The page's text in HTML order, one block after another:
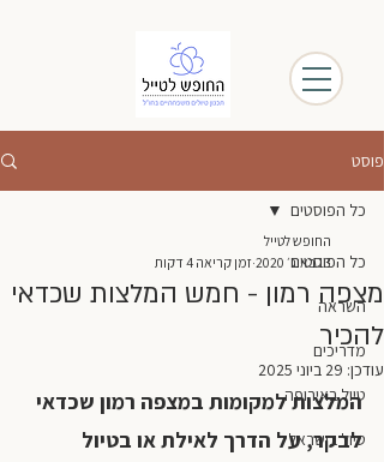
פוסט
כל הפוסטים
השראה
מדריכים
טיול באירופה
טיול בישראל
כל הפוסטים
מצפה רמון - חמש המלצות שכדאי
להכיר
החופש לטייל
13 באוג׳ 2020
זמן קריאה 4 דקות
עודכן: 29 ביוני 2025
המלצות למקומות במצפה רמון שכדאי
לבקר, על הדרך לאילת או בטיול